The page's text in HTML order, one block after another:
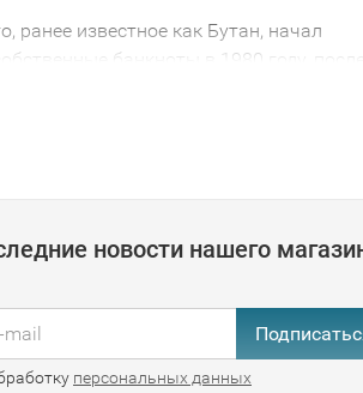
ранее известное как Бутан, начал
банкноты в 1980 году,
независимой. До этого времени
: Официальной валютой Лесото
южноафриканский рэнд как законное
новости нашего
персональных данных